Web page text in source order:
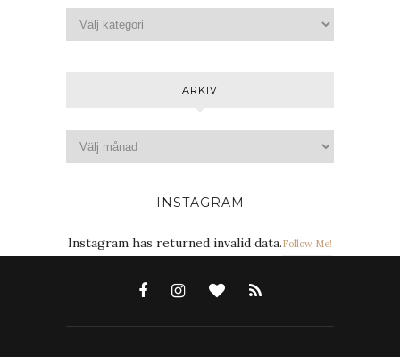
ARKIV
INSTAGRAM
Instagram has returned invalid data.Follow Me!